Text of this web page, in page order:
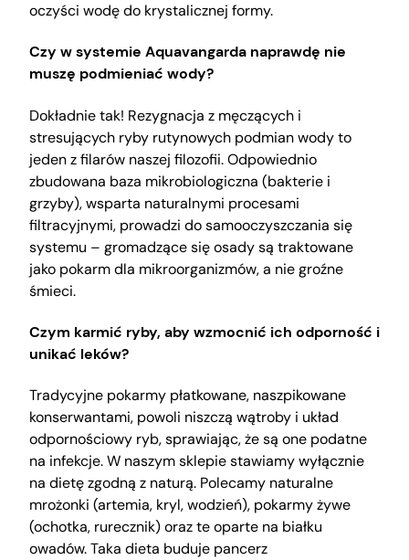
oczyści wodę do krystalicznej formy.
Czy w systemie Aquavangarda naprawdę nie
muszę podmieniać wody?
Dokładnie tak! Rezygnacja z męczących i
stresujących ryby rutynowych podmian wody to
jeden z filarów naszej filozofii. Odpowiednio
zbudowana baza mikrobiologiczna (bakterie i
grzyby), wsparta naturalnymi procesami
filtracyjnymi, prowadzi do samooczyszczania się
systemu – gromadzące się osady są traktowane
jako pokarm dla mikroorganizmów, a nie groźne
śmieci.
Czym karmić ryby, aby wzmocnić ich odporność i
unikać leków?
Tradycyjne pokarmy płatkowane, naszpikowane
konserwantami, powoli niszczą wątroby i układ
odpornościowy ryb, sprawiając, że są one podatne
na infekcje. W naszym sklepie stawiamy wyłącznie
na dietę zgodną z naturą. Polecamy naturalne
mrożonki (artemia, kryl, wodzień), pokarmy żywe
(ochotka, rurecznik) oraz te oparte na białku
owadów. Taka dieta buduje pancerz